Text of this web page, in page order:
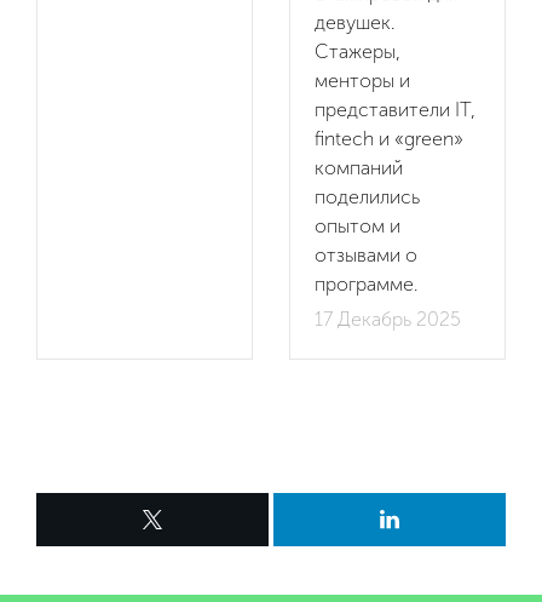
девушек.
Стажеры,
менторы и
представители IT,
fintech и «green»
компаний
поделились
опытом и
отзывами о
программе.
17 Декабрь 2025